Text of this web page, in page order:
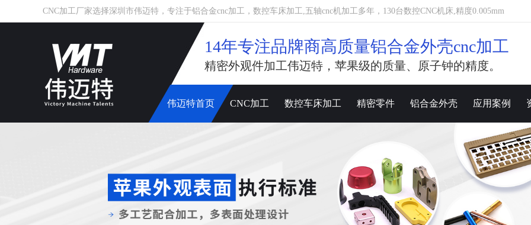
CNC加工厂家选择深圳市伟迈特，专注于铝合金cnc加工，数控车床加工,五轴cnc机加工多年，130台数控CNC机床,精度0.005mm
14年专注品牌商高质量铝合金外壳cnc加工
精密外观件加工伟迈特，苹果级的质量、原子钟的精度。
伟迈特首页 CNC加工 数控车床加工 精密零件 铝合金外壳 应用案例